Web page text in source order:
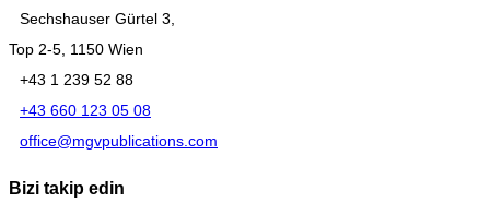
Sechshauser Gürtel 3,
Top 2-5, 1150 Wien
+43 1 239 52 88
+43 660 123 05 08
office@mgvpublications.com
Bizi takip edin